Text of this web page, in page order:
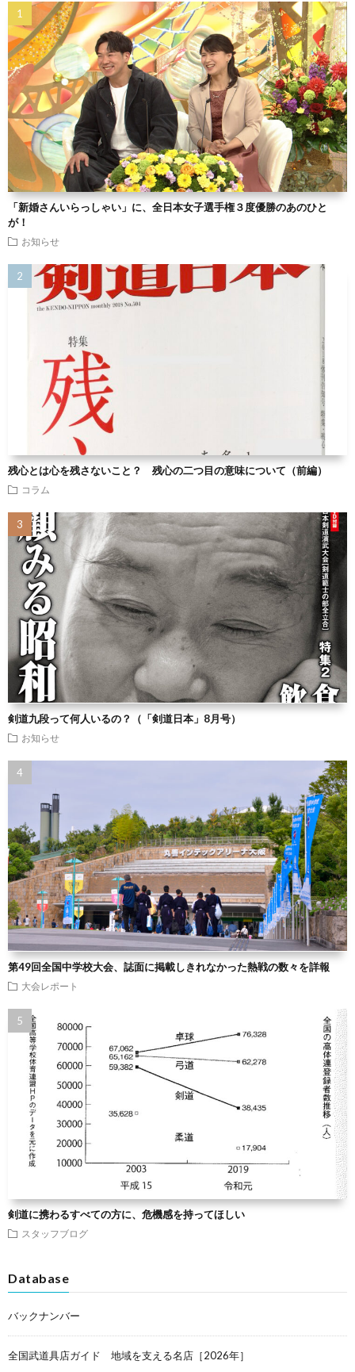
「新婚さんいらっしゃい」に、全日本女子選手権３度優勝のあのひと
が！
お知らせ
残心とは心を残さないこと？ 残心の二つ目の意味について（前編）
コラム
剣道九段って何人いるの？（「剣道日本」8月号）
お知らせ
第49回全国中学校大会、誌面に掲載しきれなかった熱戦の数々を詳報
大会レポート
剣道に携わるすべての方に、危機感を持ってほしい
スタッフブログ
Database
バックナンバー
全国武道具店ガイド 地域を支える名店［2026年］